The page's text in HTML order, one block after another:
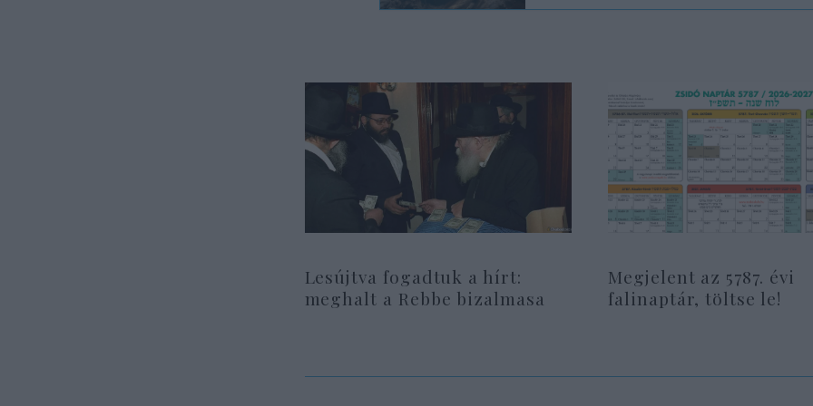
Lesújtva fogadtuk a hírt:
meghalt a Rebbe bizalmasa
Megjelent az 5787. évi
falinaptár, töltse le!